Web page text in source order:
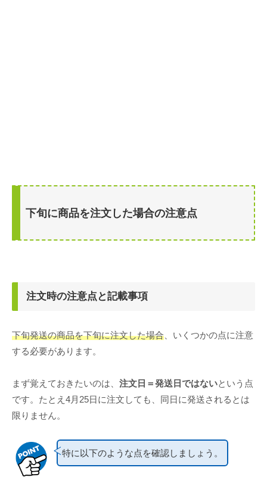
下旬に商品を注文した場合の注意点
注文時の注意点と記載事項
下旬発送の商品を下旬に注文した場合 、いくつかの点に注意
する必要があります。
まず覚えておきたいのは、 注文日＝発送日ではないという点
です。たとえ4月25日に注文しても、同日に発送されるとは
限りません。
特に以下のような点を確認しましょう。